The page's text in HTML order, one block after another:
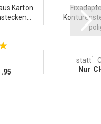
Karton
statt1
Nur